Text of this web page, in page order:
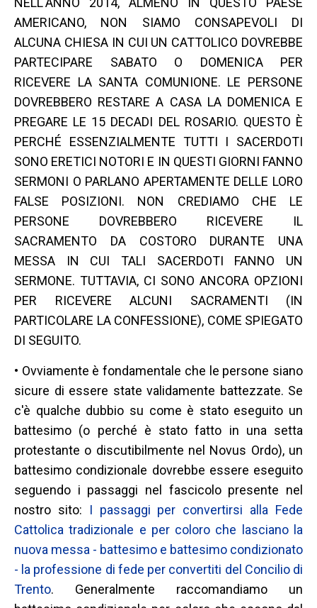
AMERICANO, NON SIAMO CONSAPEVOLI DI
ALCUNA CHIESA IN CUI UN CATTOLICO DOVREBBE
PARTECIPARE SABATO O DOMENICA PER
RICEVERE LA SANTA COMUNIONE. LE PERSONE
DOVREBBERO RESTARE A CASA LA DOMENICA E
PREGARE LE 15 DECADI DEL ROSARIO. QUESTO È
PERCHÉ ESSENZIALMENTE TUTTI I SACERDOTI
SONO ERETICI NOTORI E IN QUESTI GIORNI FANNO
SERMONI O PARLANO APERTAMENTE DELLE LORO
FALSE POSIZIONI. NON CREDIAMO CHE LE
PERSONE DOVREBBERO RICEVERE IL
SACRAMENTO DA COSTORO DURANTE UNA
MESSA IN CUI TALI SACERDOTI FANNO UN
SERMONE. TUTTAVIA, CI SONO ANCORA OPZIONI
PER RICEVERE ALCUNI SACRAMENTI (IN
PARTICOLARE LA CONFESSIONE), COME SPIEGATO
DI SEGUITO.
• Ovviamente è fondamentale che le persone siano
sicure di essere state validamente battezzate. Se
c'è qualche dubbio su come è stato eseguito un
battesimo (o perché è stato fatto in una setta
protestante o discutibilmente nel Novus Ordo), un
battesimo condizionale dovrebbe essere eseguito
seguendo i passaggi nel fascicolo presente nel
nostro sito:
I passaggi per convertirsi alla Fede
Cattolica tradizionale e per coloro che lasciano la
nuova messa - battesimo e battesimo condizionato
- la professione di fede per convertiti del Concilio di
Trento. Generalmente raccomandiamo un